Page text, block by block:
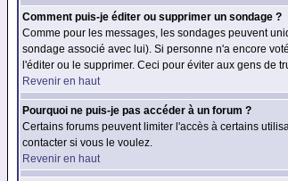
Comment puis-je éditer ou supprimer un sondage ?
Comme pour les messages, les sondages peuvent
sondage associé avec lui). Si personne n'a encore
l'éditer ou le supprimer. Ceci pour éviter aux gens de
Revenir en haut
Pourquoi ne puis-je pas accéder à un forum ?
Certains forums peuvent limiter l'accès à certains
contacter si vous le voulez.
Revenir en haut